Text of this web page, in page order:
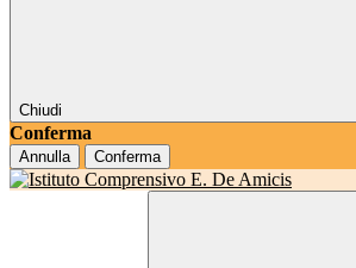
Chiudi
Conferma
Annulla Conferma